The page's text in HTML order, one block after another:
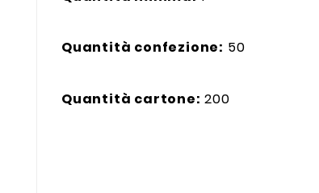
Quantità confezione: 50
Quantità cartone: 200